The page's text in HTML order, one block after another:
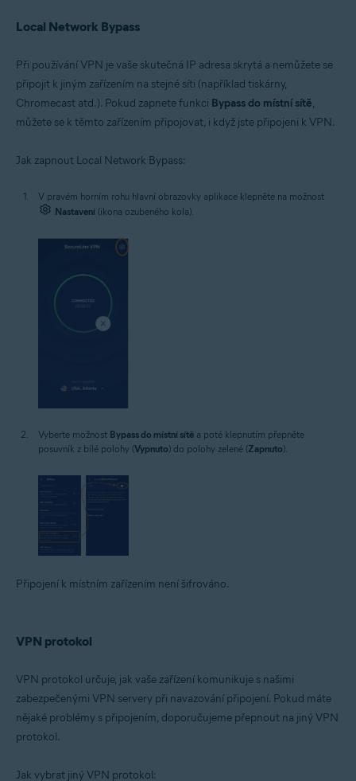
Local Network Bypass
Při používání VPN je vaše skutečná IP adresa skrytá a nemůžete se
připojit k jiným zařízením na stejné síti (například tiskárny,
Chromecast atd.). Pokud zapnete funkci Bypass do místní sítě,
můžete se k těmto zařízením připojovat, i když jste připojeni k VPN.
Jak zapnout Local Network Bypass:
V pravém horním rohu hlavní obrazovky aplikace klepněte na možnost
Nastavení (ikona ozubeného kola).
Vyberte možnost Bypass do místní sítě a poté klepnutím přepněte
posuvník z bílé polohy (Vypnuto) do polohy zelené (Zapnuto).
Připojení k místním zařízením není šifrováno.
VPN protokol
VPN protokol určuje, jak vaše zařízení komunikuje s našimi
zabezpečenými VPN servery při navazování připojení. Pokud máte
nějaké problémy s připojením, doporučujeme přepnout na jiný VPN
protokol.
Jak vybrat jiný VPN protokol: